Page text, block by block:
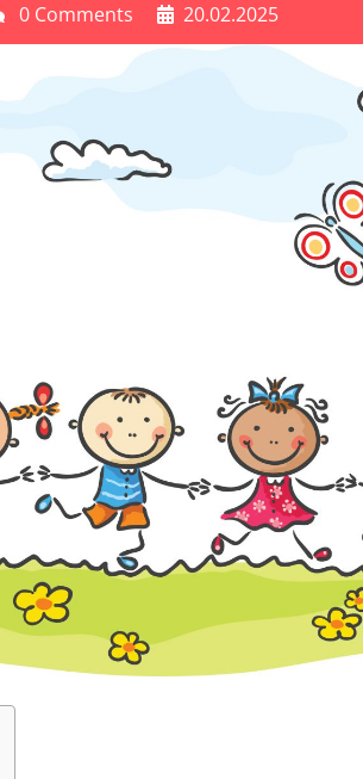
0 Comments 20.02.2025